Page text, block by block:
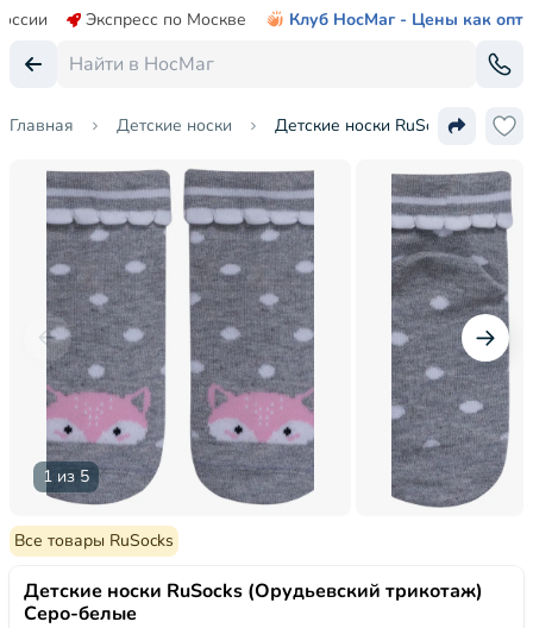
Экспресс по Москве Клуб НосМаг - Цены как опт
Главная Детские носки Детские носки RuSocks
1 из 5
Все товары RuSocks
Детские носки RuSocks (Орудьевский трикотаж)
Серо-белые